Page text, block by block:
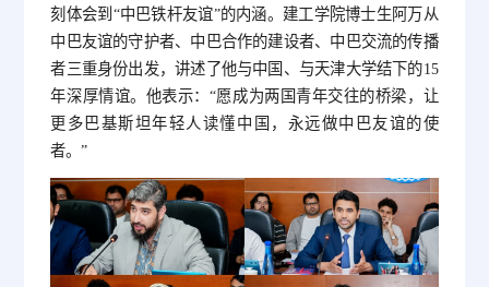
刻体会到“中巴铁杆友谊”的内涵。建工学院博士生阿万从
中巴友谊的守护者、中巴合作的建设者、中巴交流的传播
者三重身份出发，讲述了他与中国、与天津大学结下的15
年深厚情谊。他表示：“愿成为两国青年交往的桥梁，让
更多巴基斯坦年轻人读懂中国，永远做中巴友谊的使
者。”